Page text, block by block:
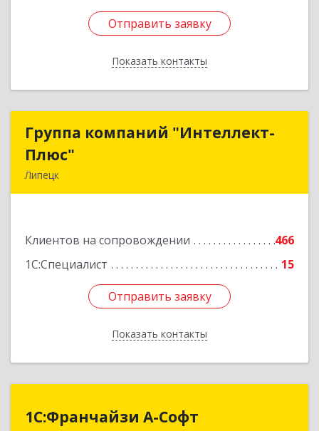
Отправить заявку
Показать контакты
Отправить заявку
Назад
Группа компаний "Интеллект-
Плюс"
Липецк
Клиентов на сопровождении
466
1С:Специалист
15
Отправить заявку
Показать контакты
Группа компаний "Интеллект-
Подробнее
Отправить заявку
Назад
1С:Франчайзи А-Софт
1С:Франчайзи А-Софт